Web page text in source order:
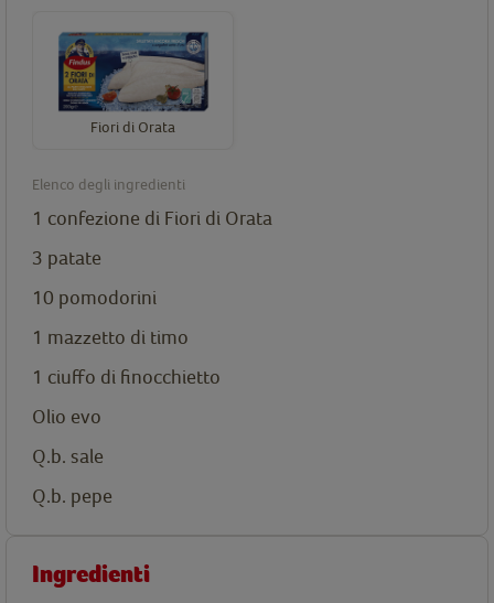
Fiori di Orata
Elenco degli ingredienti
1 confezione di Fiori di Orata
3 patate
10 pomodorini
1 mazzetto di timo
1 ciuffo di finocchietto
Olio evo
Q.b. sale
Q.b. pepe
Ingredienti